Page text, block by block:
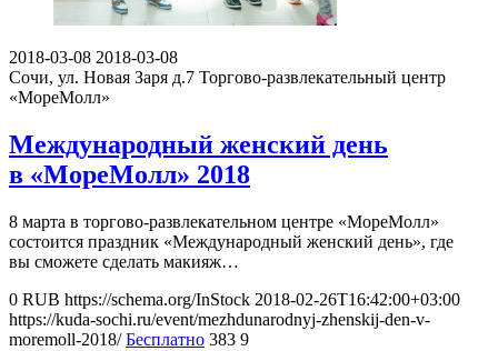
2018-03-08 2018-03-08
Сочи, ул. Новая Заря д.7 Торгово-развлекательный центр
«МореМолл»
Международный женский день
в «МореМолл» 2018
8 марта в торгово-развлекательном центре «МореМолл»
состоится праздник «Международный женский день», где
вы сможете сделать макияж…
0 RUB https://schema.org/InStock 2018-02-26T16:42:00+03:00
https://kuda-sochi.ru/event/mezhdunarodnyj-zhenskij-den-v-
moremoll-2018/ Бесплатно 383 9